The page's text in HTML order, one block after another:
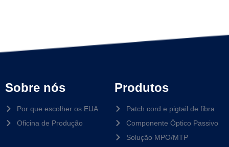
Sobre nós
Por que escolher os EUA
Oficina de Produção
Produtos
Patch cord e pigtail de fibra
Componente Óptico Passivo
Solução MPO/MTP